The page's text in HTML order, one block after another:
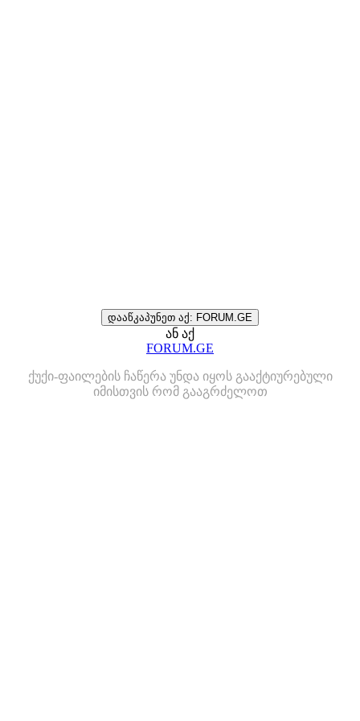
დააწკაპუნეთ აქ: FORUM.GE
ან აქ
FORUM.GE
ქუქი-ფაილების ჩაწერა უნდა იყოს გააქტიურებული
იმისთვის რომ გააგრძელოთ